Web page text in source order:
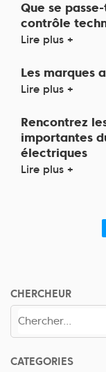
Que se
contrôle
Lire plus +
Les marques
Lire plus +
Rencontrez
importantes
électriques
Lire plus +
CHERCHEUR
CATEGORIES